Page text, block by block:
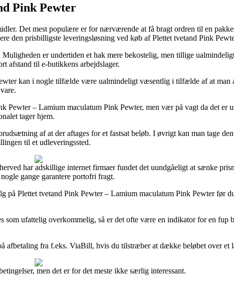
Pink Pewter
Det mest populære er for nærværende at få bragt ordren til en
den prisbilligste leveringsløsning ved køb af Plettet tvetand Pink
er undertiden et hak mere bekostelig, men tillige
afstand til e-butikkens arbejdslager.
kan i nogle tilfælde være ualmindeligt væsentlig i tilfælde af at man
– Lamium maculatum Pink Pewter, men vær på vagt da det er
tager hjem.
af at der aftages for et fastsat beløb. I øvrigt kan man tage
til et udleveringssted.
har adskillige internet firmaer fundet det uundgåeligt at sænke
gange garantere portofri fragt.
Plettet tvetand Pink Pewter – Lamium maculatum Pink Pewter før
ufattelig overkommelig, så er det ofte være en indikator for en fup
afbetaling fra f.eks. ViaBill, hvis du tilstræber at dække beløbet over et
men det er for det meste ikke særlig interessant.